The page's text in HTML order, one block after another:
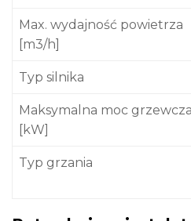
0448
Max. wydajność powietrza
[m3/h]
Typ silnika
Maksymalna moc grzewcza
[kW]
Typ grzania